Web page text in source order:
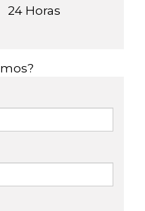
24 Horas